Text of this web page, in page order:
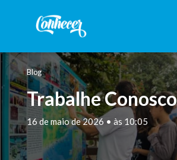
Blog
Trabalhe
16 de maio de 2026 • às 10:05